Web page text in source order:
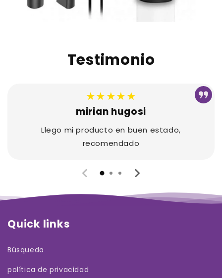
Testimonio
★★★★★
mirian hugosi
Llego mi producto en buen estado,
recomendado
Quick links
Búsqueda
política de privacidad